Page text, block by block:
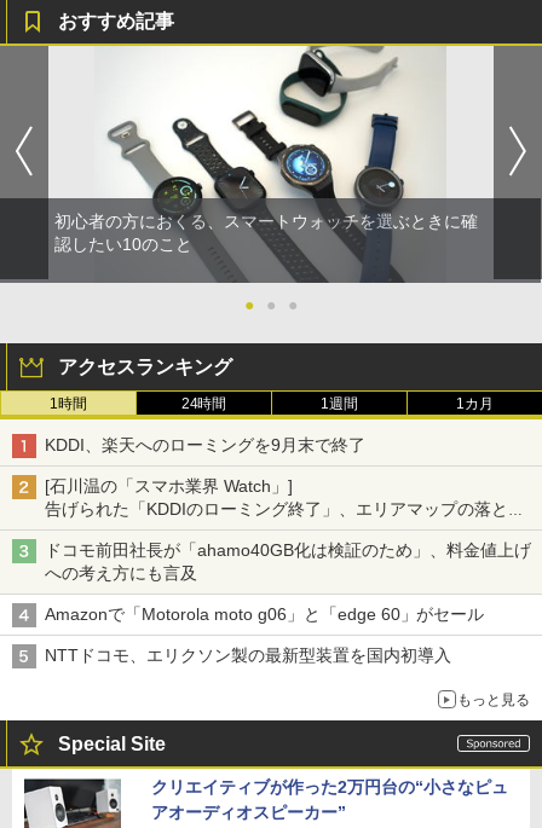
おすすめ記事
初心者の方におくる、スマートウォッチを選ぶときに確
認したい10のこと
● ● ●
アクセスランキング
1時間 24時間 1週間 1カ月
KDDI、楽天へのローミングを9月末で終了
[石川温の「スマホ業界 Watch」]
告げられた「KDDIのローミング終了」、エリアマップの落とし
穴と楽天モバイルの課題
ドコモ前田社長が「ahamo40GB化は検証のため」、料金値上げ
への考え方にも言及
Amazonで「Motorola moto g06」と「edge 60」がセール
NTTドコモ、エリクソン製の最新型装置を国内初導入
もっと見る
Special Site
クリエイティブが作った2万円台の“小さなピュ
アオーディオスピーカー”